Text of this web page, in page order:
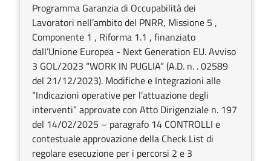
Programma Garanzia di Occupabilità dei
Lavoratori nell’ambito del PNRR, Missione 5 ,
Componente 1 , Riforma 1.1 , finanziato
dall’Unione Europea - Next Generation EU. Avviso
3 GOL/2023 “WORK IN PUGLIA” (A.D. n. . 02589
del 21/12/2023). Modifiche e Integrazioni alle
“Indicazioni operative per l’attuazione degli
interventi” approvate con Atto Dirigenziale n. 197
del 14/02/2025 – paragrafo 14 CONTROLLI e
contestuale approvazione della Check List di
regolare esecuzione per i percorsi 2 e 3